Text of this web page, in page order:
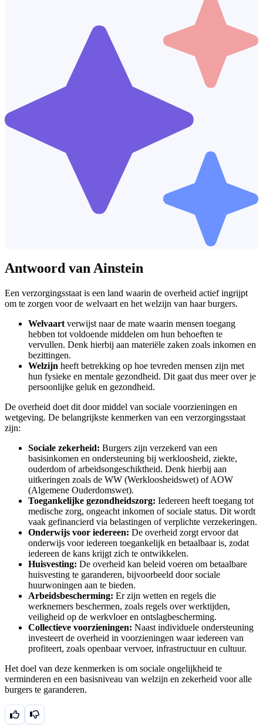
Antwoord van Ainstein
Een verzorgingsstaat is een land waarin de overheid actief ingrijpt
om te zorgen voor de welvaart en het welzijn van haar burgers.
Welvaart verwijst naar de mate waarin mensen toegang
hebben tot voldoende middelen om hun behoeften te
vervullen. Denk hierbij aan materiële zaken zoals inkomen en
bezittingen.
Welzijn heeft betrekking op hoe tevreden mensen zijn met
hun fysieke en mentale gezondheid. Dit gaat dus meer over je
persoonlijke geluk en gezondheid.
De overheid doet dit door middel van sociale voorzieningen en
wetgeving. De belangrijkste kenmerken van een verzorgingsstaat
zijn:
Sociale zekerheid: Burgers zijn verzekerd van een
basisinkomen en ondersteuning bij werkloosheid, ziekte,
ouderdom of arbeidsongeschiktheid. Denk hierbij aan
uitkeringen zoals de WW (Werkloosheidswet) of AOW
(Algemene Ouderdomswet).
Toegankelijke gezondheidszorg: Iedereen heeft toegang tot
medische zorg, ongeacht inkomen of sociale status. Dit wordt
vaak gefinancierd via belastingen of verplichte verzekeringen.
Onderwijs voor iedereen: De overheid zorgt ervoor dat
onderwijs voor iedereen toegankelijk en betaalbaar is, zodat
iedereen de kans krijgt zich te ontwikkelen.
Huisvesting: De overheid kan beleid voeren om betaalbare
huisvesting te garanderen, bijvoorbeeld door sociale
huurwoningen aan te bieden.
Arbeidsbescherming: Er zijn wetten en regels die
werknemers beschermen, zoals regels over werktijden,
veiligheid op de werkvloer en ontslagbescherming.
Collectieve voorzieningen: Naast individuele ondersteuning
investeert de overheid in voorzieningen waar iedereen van
profiteert, zoals openbaar vervoer, infrastructuur en cultuur.
Het doel van deze kenmerken is om sociale ongelijkheid te
verminderen en een basisniveau van welzijn en zekerheid voor alle
burgers te garanderen.